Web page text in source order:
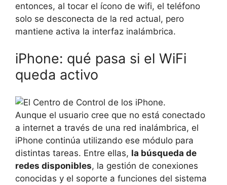
entonces, al tocar el ícono de wifi, el teléfono
solo se desconecta de la red actual, pero
mantiene activa la interfaz inalámbrica.
iPhone: qué pasa si el WiFi
queda activo
Aunque el usuario cree que no está conectado
a internet a través de una red inalámbrica, el
iPhone continúa utilizando ese módulo para
distintas tareas. Entre ellas, la búsqueda de
redes disponibles, la gestión de conexiones
conocidas y el soporte a funciones del sistema